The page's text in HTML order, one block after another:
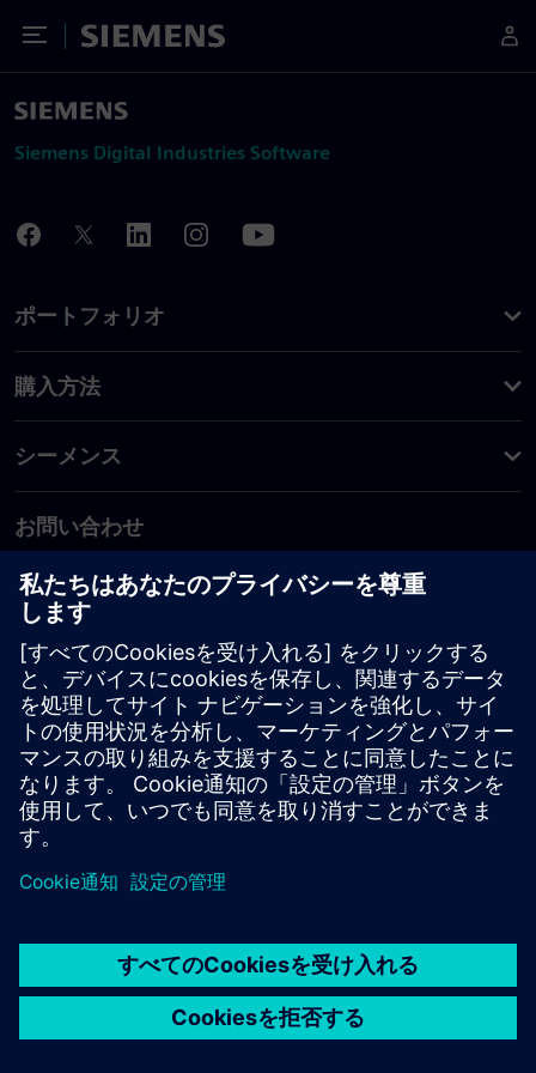
Toggle Menu
Siemens
Siemens Digital Industries Software
ポートフォリオ
購入方法
シーメンス
お問い合わせ
PLM製品のお問い合わせ
EDA製品のお問い合わせ
世界各地の事業拠点
サポート・センター
ご意見・ご要望
違法コピーの連絡先
© Siemens2026
タル・ミレニアム著作権法 (DMCA)
内部通報